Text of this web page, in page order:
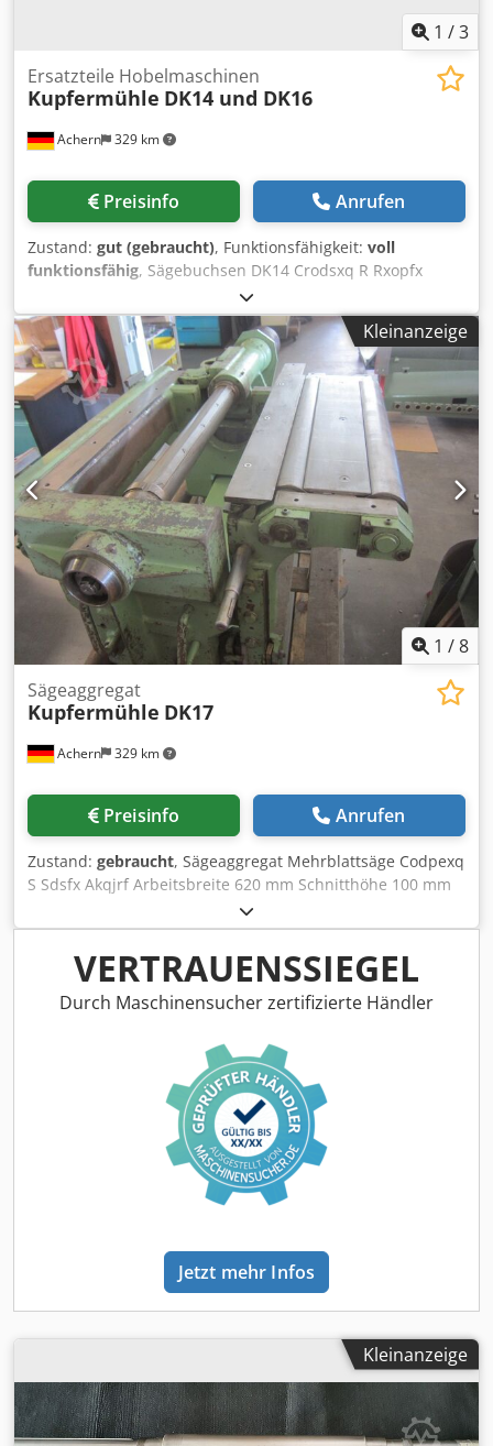
1 /3
Achern 329 km
Ersatzteile Hobelmaschinen
Kupfermühle DK14 und DK16
Preisinfo Anrufen
Zustand: gut (gebraucht), Funktionsfähigkeit: voll
funktionsfähig, Sägebuchsen DK14 Crodsxq R Rxopfx
Akqof Sägebuchsen DK16 Saegebuchse DK17 und weiteres
Zubehör
Kleinanzeige
1 /8
Achern 329 km
Sägeaggregat
Kupfermühle DK17
Preisinfo Anrufen
Zustand: gebraucht, Sägeaggregat Mehrblattsäge Codpexq
S Sdsfx Akqjrf Arbeitsbreite 620 mm Schnitthöhe 100 mm
Sägeblatt max. D 350 mm Motorleistung liefern wir nach
Ihrem Bedarf
VERTRAUENSSIEGEL
Durch Maschinensucher zertifizierte Händler
Jetzt mehr Infos
Kleinanzeige